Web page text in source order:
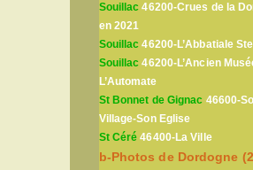
Souillac 46200-Crues de la
en 2021
Souillac 46200-L’Abbatiale
Souillac 46200-L’Ancien
L’Automate
St Bonnet de Gignac 46600-
Village-Son Eglise
St Céré 46400-La Ville
b-Photos de Dordogne